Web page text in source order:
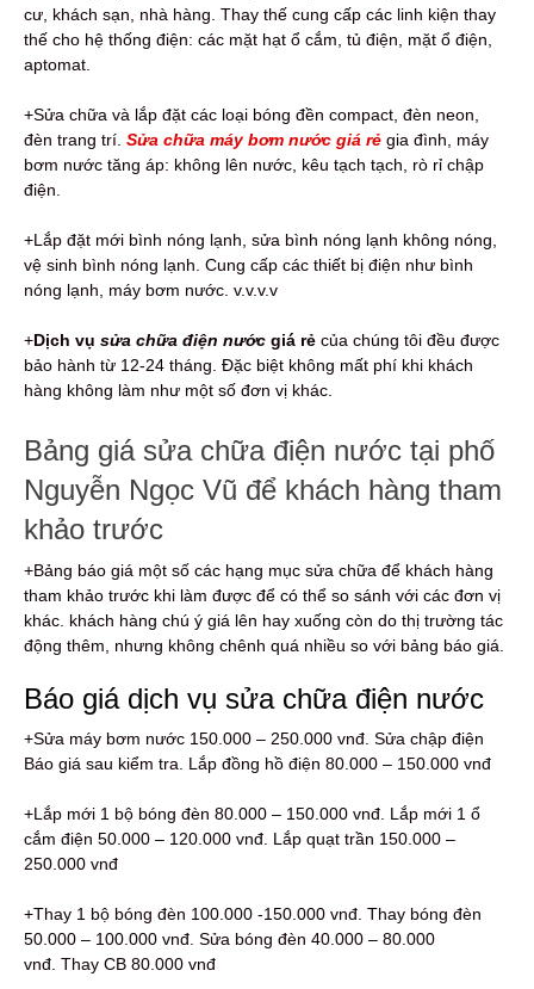
cư, khách sạn, nhà hàng. Thay thế cung cấp các linh kiện thay
thế cho hệ thống điện: các mặt hạt ổ cắm, tủ điện, mặt ổ điện,
aptomat.
+Sửa chữa và lắp đặt các loại bóng đền compact, đèn neon,
đèn trang trí. Sửa chữa máy bơm nước giá rẻ gia đình, máy
bơm nước tăng áp: không lên nước, kêu tạch tạch, rò rỉ chập
điện.
+Lắp đặt mới bình nóng lạnh, sửa bình nóng lạnh không nóng,
vệ sinh bình nóng lạnh. Cung cấp các thiết bị điện như bình
nóng lạnh, máy bơm nước. v.v.v.v
+Dịch vụ sửa chữa điện nước giá rẻ của chúng tôi đều được
bảo hành từ 12-24 tháng. Đặc biệt không mất phí khi khách
hàng không làm như một số đơn vị khác.
Bảng giá sửa chữa điện nước tại phố
Nguyễn Ngọc Vũ để khách hàng tham
khảo trước
+Bảng báo giá một số các hạng mục sửa chữa để khách hàng
tham khảo trước khi làm được để có thể so sánh với các đơn vị
khác. khách hàng chú ý giá lên hay xuống còn do thị trường tác
động thêm, nhưng không chênh quá nhiều so với bảng báo giá.
Báo giá dịch vụ sửa chữa điện nước
+Sửa máy bơm nước 150.000 – 250.000 vnđ. Sửa chập điện
Báo giá sau kiểm tra. Lắp đồng hồ điện 80.000 – 150.000 vnđ
+Lắp mới 1 bộ bóng đèn 80.000 – 150.000 vnđ. Lắp mới 1 ổ
cắm điện 50.000 – 120.000 vnđ. Lắp quạt trần 150.000 –
250.000 vnđ
+Thay 1 bộ bóng đèn 100.000 -150.000 vnđ. Thay bóng đèn
50.000 – 100.000 vnđ. Sửa bóng đèn 40.000 – 80.000
vnđ. Thay CB 80.000 vnđ